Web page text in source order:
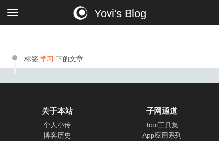
Yovi's Blog
标签 学习 下的文章
关于本站
个人小传
博客历史
子网通道
Tool工具集
App应用系列